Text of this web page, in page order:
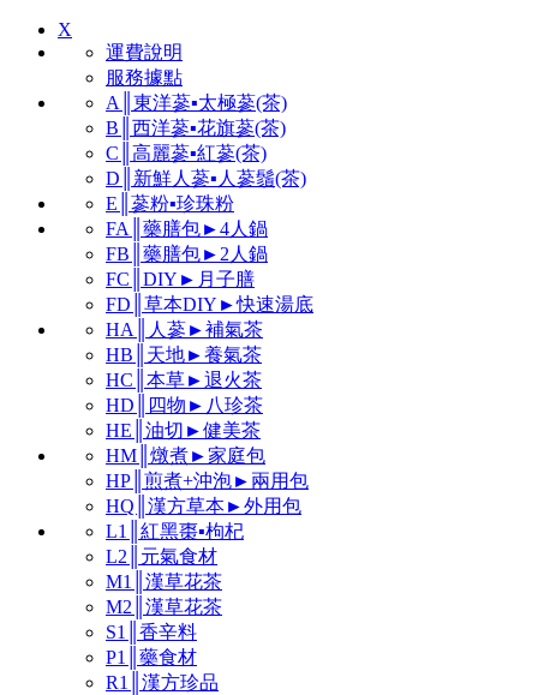
X
運費說明
服務據點
A║東洋蔘▪太極蔘(茶)
B║西洋蔘▪花旗蔘(茶)
C║高麗蔘▪紅蔘(茶)
D║新鮮人蔘▪人蔘鬚(茶)
E║蔘粉▪珍珠粉
FA║藥膳包►4人鍋
FB║藥膳包►2人鍋
FC║DIY►月子膳
FD║草本DIY►快速湯底
HA║人蔘►補氣茶
HB║天地►養氣茶
HC║本草►退火茶
HD║四物►八珍茶
HE║油切►健美茶
HM║燉煮►家庭包
HP║煎煮+沖泡►兩用包
HQ║漢方草本►外用包
L1║紅黑棗▪枸杞
L2║元氣食材
M1║漢草花茶
M2║漢草花茶
S1║香辛料
P1║藥食材
R1║漢方珍品